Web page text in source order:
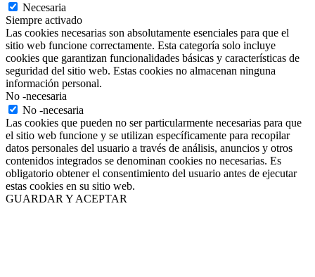
Necesaria
Siempre activado
Las cookies necesarias son absolutamente esenciales para que el
sitio web funcione correctamente. Esta categoría solo incluye
cookies que garantizan funcionalidades básicas y características de
seguridad del sitio web. Estas cookies no almacenan ninguna
información personal.
No -necesaria
No -necesaria
Las cookies que pueden no ser particularmente necesarias para que
el sitio web funcione y se utilizan específicamente para recopilar
datos personales del usuario a través de análisis, anuncios y otros
contenidos integrados se denominan cookies no necesarias. Es
obligatorio obtener el consentimiento del usuario antes de ejecutar
estas cookies en su sitio web.
GUARDAR Y ACEPTAR